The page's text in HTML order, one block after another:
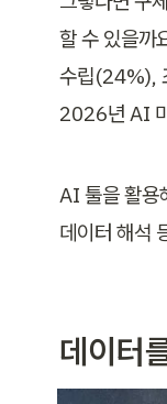
할 수 있을까
수립(24%),
2026년 AI
AI 툴을 활용
데이터 해석
데이터